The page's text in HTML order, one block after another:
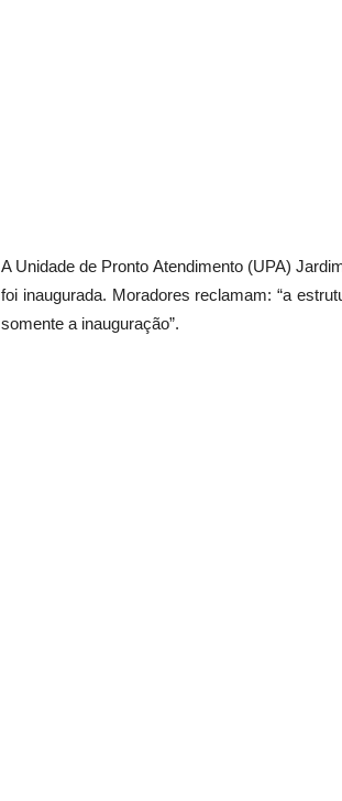
A Unidade de Pronto Atendimento (UPA)
foi inaugurada. Moradores reclamam: “a
somente a inauguração”.